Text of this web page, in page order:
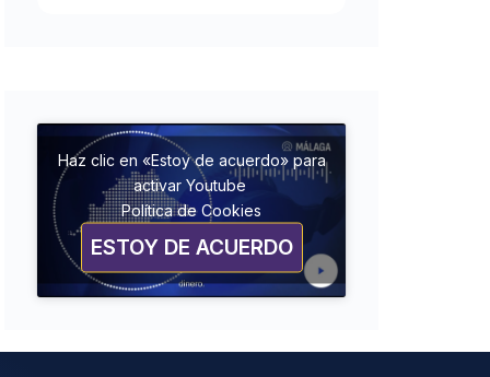
Haz clic en «Estoy de acuerdo» para
activar Youtube
Política de Cookies
ESTOY DE ACUERDO